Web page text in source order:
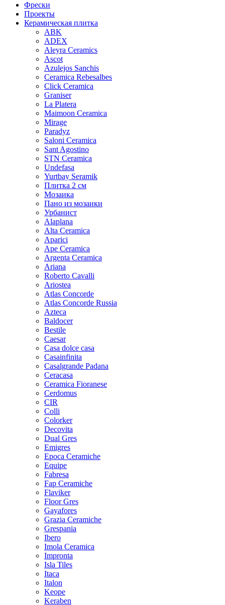
Фрески
Проекты
Керамическая плитка
ABK
ADEX
Aleyra Ceramics
Ascot
Azulejos Sanchis
Ceramica Rebesalbes
Click Ceramica
Graniser
La Platera
Maimoon Ceramica
Mirage
Paradyz
Saloni Ceramica
Sant Agostino
STN Ceramica
Undefasa
Yurtbay Seramik
Плитка 2 см
Мозаика
Пано из мозаики
Урбанист
Alaplana
Alta Ceramica
Aparici
Ape Ceramica
Argenta Ceramica
Ariana
Roberto Cavalli
Ariostea
Atlas Concorde
Atlas Concorde Russia
Azteca
Baldocer
Bestile
Caesar
Casa dolce casa
Casainfinita
Casalgrande Padana
Ceracasa
Ceramica Fioranese
Cerdomus
CIR
Colli
Colorker
Decovita
Dual Gres
Emigres
Epoca Ceramiche
Equipe
Fabresa
Fap Ceramiche
Flaviker
Floor Gres
Gayafores
Grazia Ceramiche
Grespania
Ibero
Imola Ceramica
Impronta
Isla Tiles
Itaca
Italon
Keope
Keraben